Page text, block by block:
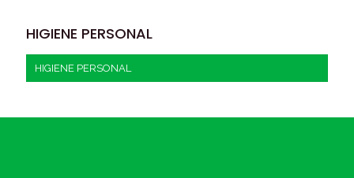
HIGIENE PERSONAL
HIGIENE PERSONAL